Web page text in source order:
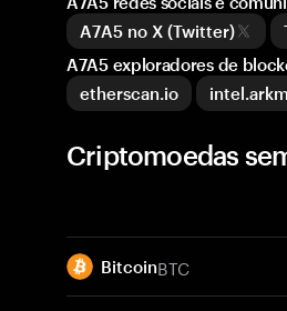
A7A5 no X (Twitter)
A7A5 exploradores de
etherscan.io
Criptomoedas
BitcoinBTC